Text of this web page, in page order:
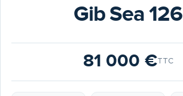
Gib Sea 126
81 000 €TTC